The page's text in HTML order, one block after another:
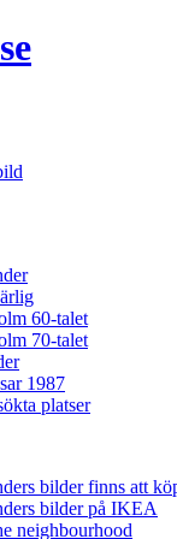
60-talet
70-talet
1987
platser
bilder finns att
bilder på IKEA
neighbourhood